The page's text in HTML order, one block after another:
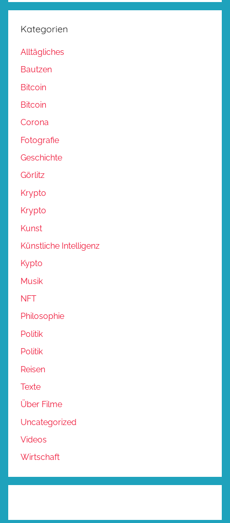
Kategorien
Alltägliches
Bautzen
Bitcoin
Bitcoin
Corona
Fotografie
Geschichte
Görlitz
Krypto
Krypto
Kunst
Künstliche Intelligenz
Kypto
Musik
NFT
Philosophie
Politik
Politik
Reisen
Texte
Über Filme
Uncategorized
Videos
Wirtschaft